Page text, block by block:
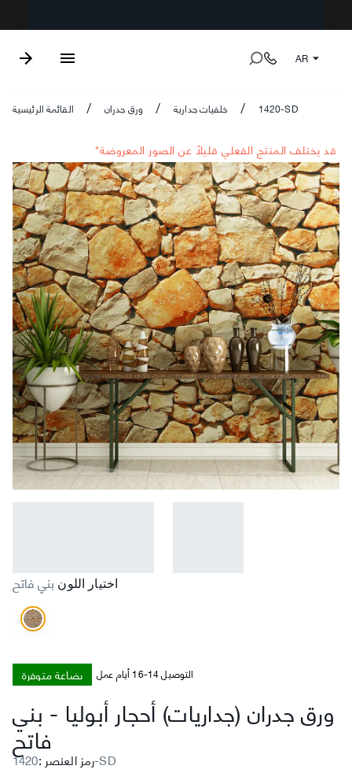
AR
القائمة الرئيسية / ورق جدران / خلفيات جدارية / 1420-SD
*قد يختلف المنتج الفعلي قليلاً عن الصور المعروضة
اختيار اللون بني فاتح
بضاعة متوفرة التوصيل 14-16 أيام عمل
ورق جدران (جداريات) أحجار أبوليا - بني
فاتح
رمز العنصر : 1420-SD